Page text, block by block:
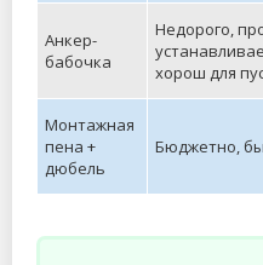
Анкер-
бабочка
Недорого,
хорош для
Монтажная
пена +
дюбель
Бюджетно,